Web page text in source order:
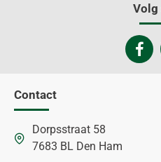
Volg
Contact
Dorpsstraat 58
7683 BL Den Ham